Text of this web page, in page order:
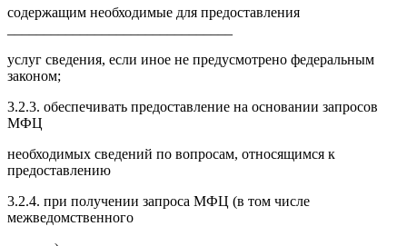
содержащим необходимые для предоставления
услуг сведения, если иное не предусмотрено федеральным
законом;
3.2.3. обеспечивать предоставление на основании запросов
МФЦ
необходимых сведений по вопросам, относящимся к
предоставлению
3.2.4. при получении запроса МФЦ (в том числе
межведомственного